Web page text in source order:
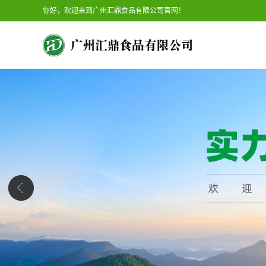
你好，欢迎来到广州汇鼎食品有限公司官网！